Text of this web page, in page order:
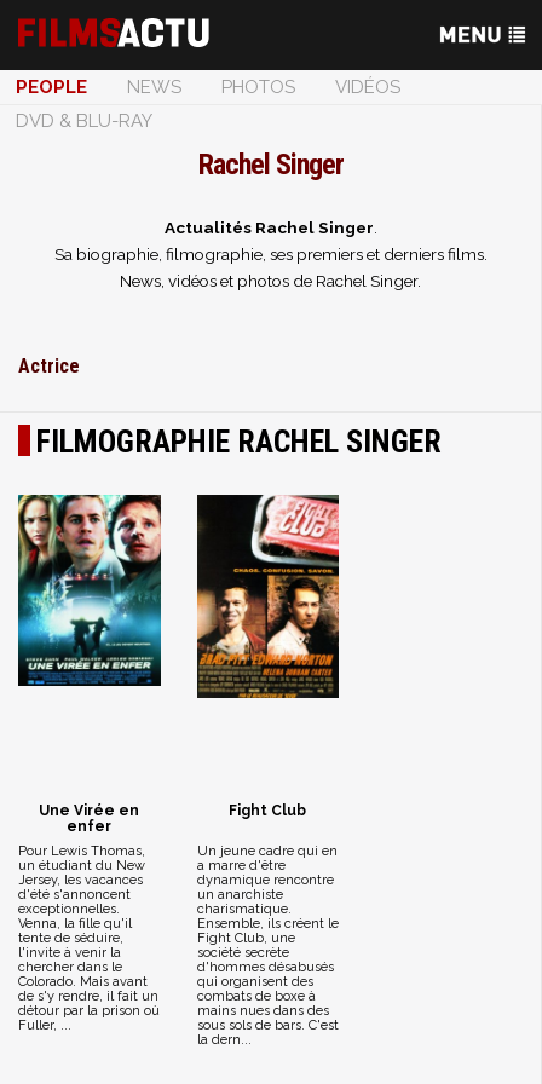
PEOPLE NEWS PHOTOS
VIDÉOS
DVD & BLU-RAY
Rachel Singer
Actualités Rachel Singer
Sa biographie, filmographie, ses premiers et derniers films.
News, vidéos et photos de Rachel Singer.
Actrice
FILMOGRAPHIE RACHEL SINGER
Une Virée en
enfer
Pour Lewis Thomas,
un étudiant du New
Jersey, les vacances
d'été s'annoncent
exceptionnelles.
Venna, la fille qu'il
tente de séduire,
l'invite à venir la
chercher dans le
Colorado. Mais avant
de s'y rendre, il fait un
détour par la prison où
Fuller, ...
Fight Club
Un jeune cadre qui en
a marre d'être
dynamique rencontre
un anarchiste
charismatique.
Ensemble, ils créent le
Fight Club, une
société secrète
d'hommes désabusés
qui organisent des
combats de boxe à
mains nues dans des
sous sols de bars. C'est
la dern...